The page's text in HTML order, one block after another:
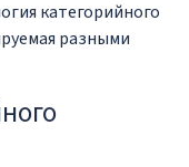
категорийного
разными